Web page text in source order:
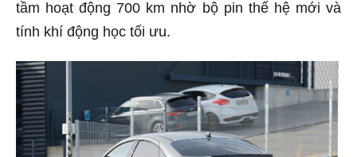
tầm hoạt động 700 km nhờ bộ pin thế hệ mới và
tính khí động học tối ưu.